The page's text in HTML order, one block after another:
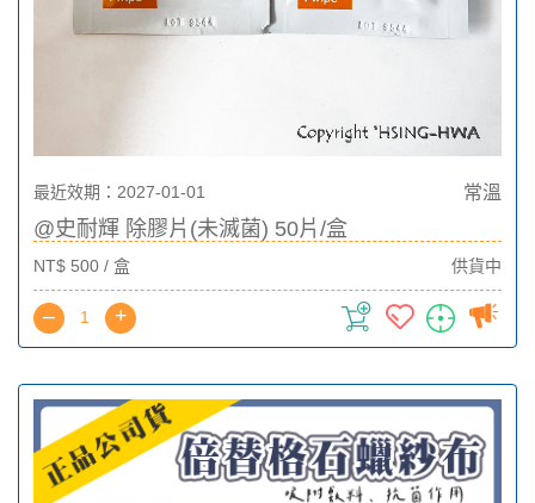
最近效期：2027-01-01 常溫
@史耐輝 除膠片(未滅菌) 50片/盒
NT$ 500 / 盒 供貨中
– +